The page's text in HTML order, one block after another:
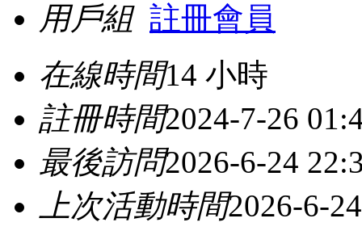
用戶組 註冊會員
在線時間14 小時
註冊時間2024-7-26
最後訪問2026-6-24
上次活動時間2026-6-